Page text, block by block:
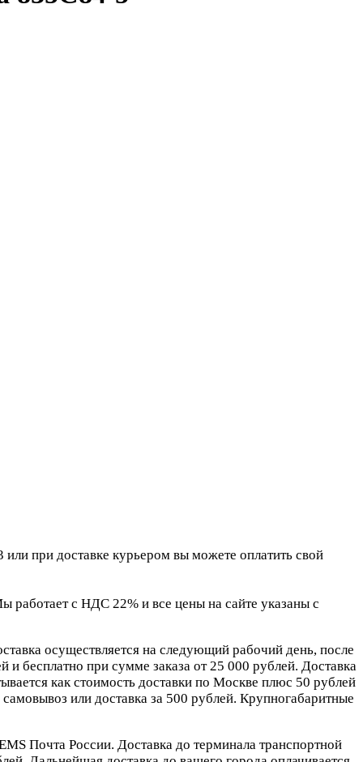
при доставке курьером вы можете оплатить свой
с НДС 22% и все цены на сайте указаны с
осуществляется на следующий рабочий день, после
бесплатно при сумме заказа от 25 000 рублей. Доставка
как стоимость доставки по Москве плюс 50 рублей
или доставка за 500 рублей. Крупногабаритные
Почта России. Доставка до терминала транспортной